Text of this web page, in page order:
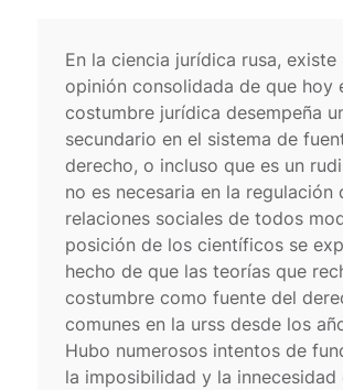
En la ciencia jurídica rusa, existe
opinión consolidada de que hoy
costumbre jurídica desempeña
secundario en el sistema de
derecho, o incluso que es un
no es necesaria en la regulación
relaciones sociales de todos
posición de los científicos se
hecho de que las teorías que
costumbre como fuente del
comunes en la urss desde los
Hubo numerosos intentos de
la imposibilidad y la innecesidad